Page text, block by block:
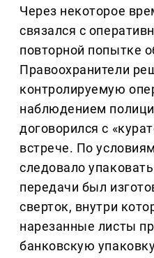
Через некоторое
связался с
повторной попытке
Правоохранители
контролируемую
наблюдением
договорился с
встрече. По
следовало
передачи был
сверток, внутри
нарезанные листы
банковскую